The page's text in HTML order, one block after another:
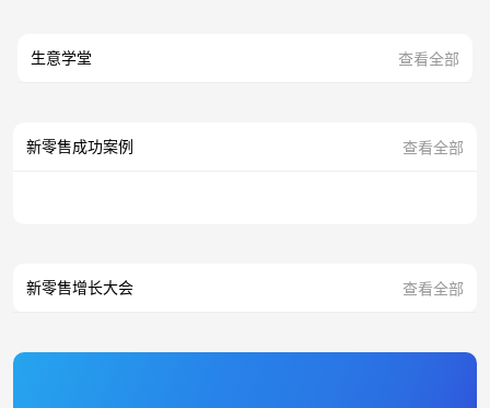
生意学堂 查看全部
新零售成功案例 查看全部
新零售增长大会 查看全部